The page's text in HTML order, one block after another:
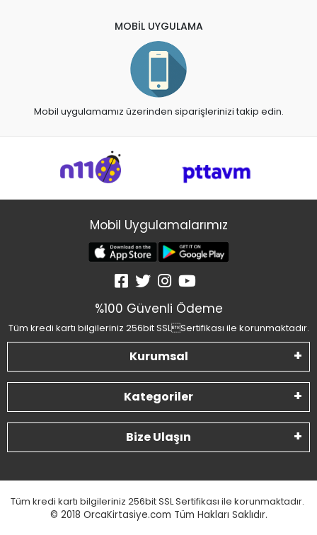
MOBİL UYGULAMA
Mobil uygulamamız üzerinden siparişlerinizi takip edin.
Mobil Uygulamalarımız
%100 Güvenli Ödeme
Tüm kredi kartı bilgileriniz 256bit SSLSertifikası ile korunmaktadır.
Kurumsal
Kategoriler
Bize Ulaşın
Tüm kredi kartı bilgileriniz 256bit SSL Sertifikası ile korunmaktadır.
© 2018 OrcaKirtasiye.com Tüm Hakları Saklıdır.